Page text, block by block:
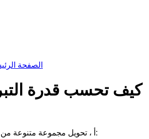
الصفحة
كيف تحسب قدرة
أ ، تحويل مجموعة متنوعة من وحدات التبريد كما يلي: